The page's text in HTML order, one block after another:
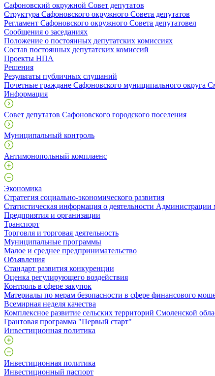
Сафоновский окружной Совет депутатов
Структура Сафоновского окружного Совета депутатов
Регламент Сафоновского окружного Совета депутатовел
Сообщения о заседаниях
Положение о постоянных депутатских комиссиях
Состав постоянных депутатских комиссий
Проекты НПА
Решения
Результаты публичных слушаний
Почетные граждане Сафоновского муниципального округа
Информация
Совет депутатов Сафоновского городского поселения
Муниципальный контроль
Антимонопольный комплаенс
Экономика
Стратегия социально-экономического развития
Статистическая информация о деятельности Администрации
Предприятия и организации
Транспорт
Торговля и торговая деятельность
Муниципальные программы
Малое и среднее предпринимательство
Объявления
Стандарт развития конкуренции
Оценка регулирующего воздействия
Контроль в сфере закупок
Материалы по мерам безопасности в сфере финансового
Всемирная неделя качества
Комплексное развитие сельских территорий Смоленской
Грантовая программа "Первый старт"
Инвестиционная политика
Инвестиционная политика
Инвестиционный паспорт